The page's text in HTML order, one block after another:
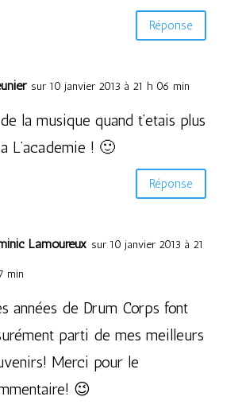
Réponse
sur 10 janvier 2013 à 21 h 06 min
la musique quand t’etais plus
L’academie ! 🙂
Réponse
Lamoureux sur 10 janvier 2013 à 21
min
années de Drum Corps font
parti de mes meilleurs
Merci pour le
😉